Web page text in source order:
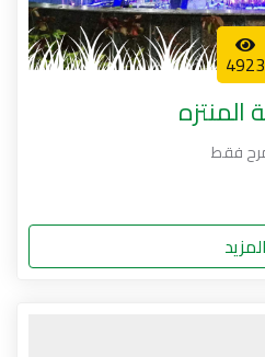
4923
المنتزه
فقط
المزيد